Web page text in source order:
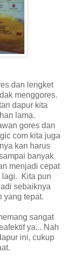
dan lengket
menggores.
dapur kita
lama.
gores dan
com kita juga
kan harus
banyak
menjadi cepat
lagi. Kita pun
sebaiknya
yang tepat.
sangat
ya... Nah
ini, cukup